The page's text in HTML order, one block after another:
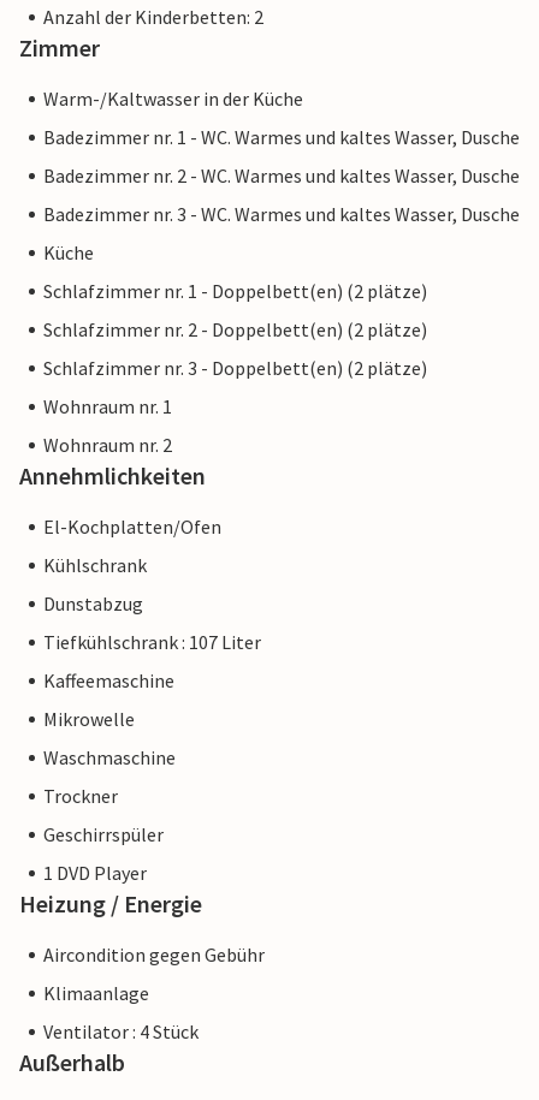
Anzahl der Kinderbetten: 2
Zimmer
Warm-/Kaltwasser in der Küche
Badezimmer nr. 1 - WC. Warmes und kaltes Wasser, Dusche
Badezimmer nr. 2 - WC. Warmes und kaltes Wasser, Dusche
Badezimmer nr. 3 - WC. Warmes und kaltes Wasser, Dusche
Küche
Schlafzimmer nr. 1 - Doppelbett(en) (2 plätze)
Schlafzimmer nr. 2 - Doppelbett(en) (2 plätze)
Schlafzimmer nr. 3 - Doppelbett(en) (2 plätze)
Wohnraum nr. 1
Wohnraum nr. 2
Annehmlichkeiten
El-Kochplatten/Ofen
Kühlschrank
Dunstabzug
Tiefkühlschrank : 107 Liter
Kaffeemaschine
Mikrowelle
Waschmaschine
Trockner
Geschirrspüler
1 DVD Player
Heizung / Energie
Aircondition gegen Gebühr
Klimaanlage
Ventilator : 4 Stück
Außerhalb